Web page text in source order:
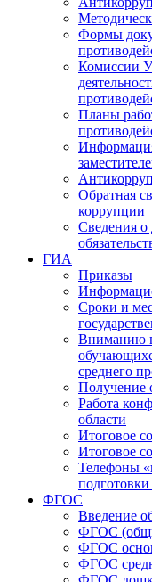
Формы
Комиссии
Планы
Обратная
коррупции
Сведения о
ГИА
Приказы
Сроки и
Вниманию
среднего
Получение
Работа
области
Итоговое
Итоговое
Телефоны
ФГОС
Введение
ФГОС
ФГОС
ФГОС